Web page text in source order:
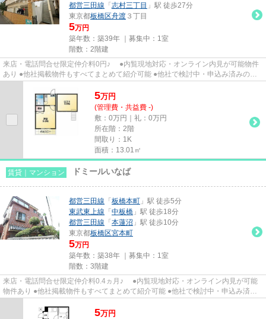
都営三田線 「 志村三丁目 」駅 徒歩27分
東京都板橋区舟渡 ３丁目
5万円
築年数：築39年 ｜募集中： 1室
階数：2階建
来店・電話問合せ限定仲介料0円♪ ●内覧現地対応・オンライン内見が可能物件
あり ●他社掲載物件もすべてまとめて紹介可能 ●他社で検討中・申込み済みのお
5万円
(管理費・共益費 -)
敷：0万円｜礼：0万円
所在階：2階
間取り：1K
面積：13.01㎡
賃貸｜マンション ドミールいなば
都営三田線 「 板橋本町 」駅 徒歩5分
東武東上線 「 中板橋 」駅 徒歩18分
都営三田線 「 本蓮沼 」駅 徒歩10分
東京都板橋区宮本町
5万円
築年数：築38年 ｜募集中： 1室
階数：3階建
来店・電話問合せ限定仲介料0.4ヵ月♪ ●内覧現地対応・オンライン内見が可能
物件あり ●他社掲載物件もすべてまとめて紹介可能 ●他社で検討中・申込み済み
5万円